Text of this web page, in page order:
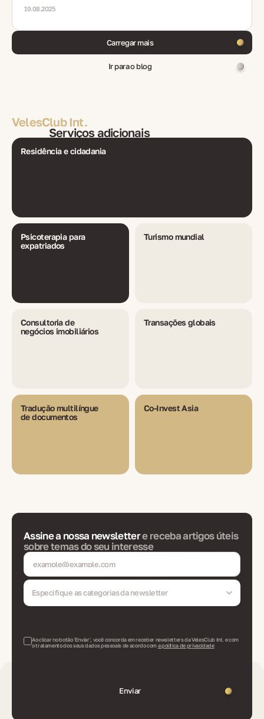
19.08.2025
Carregar mais
Ir para o blog
VelesClub Int.
Serviços adicionais
Residência e cidadania
Psicoterapia para
expatriados
Turismo mundial
Consultoria de
negócios imobiliários
Transações globais
Tradução multilíngue
de documentos
Co-Invest Asia
Assine a nossa newslettere receba artigos úteis
sobre temas do seu interesse
Especifique as categorias da newsletter
Ao clicar no botão 'Enviar', você concorda em receber newsletters da VelesClub Int. e com
o tratamento dos seus dados pessoais de acordo coma política de privacidade
Enviar